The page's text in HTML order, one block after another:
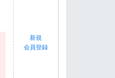
新規
会員登録